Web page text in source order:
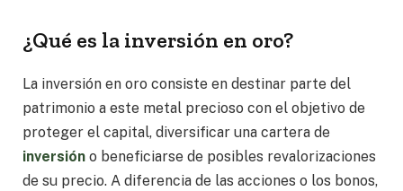
¿Qué es la inversión en oro?
La inversión en oro consiste en destinar parte del
patrimonio a este metal precioso con el objetivo de
proteger el capital, diversificar una cartera de
inversión o beneficiarse de posibles revalorizaciones
de su precio. A diferencia de las acciones o los bonos,